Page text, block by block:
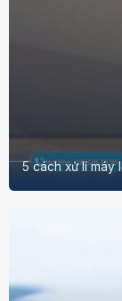
5 cách xử lí máy